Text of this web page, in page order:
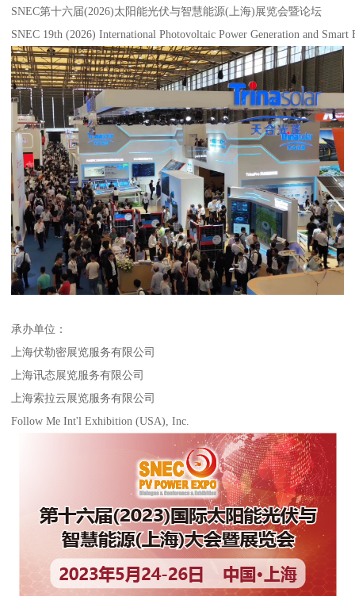
SNEC第十六届(2026)太阳能光伏与智慧能源(上海)展览会暨论坛
SNEC 19th (2026) International Photovoltaic Power Generation and
承办单位：
上海伏勒密展览服务有限公司
上海讯态展览服务有限公司
上海索拉云展览服务有限公司
Follow Me Int'l Exhibition (USA), Inc.